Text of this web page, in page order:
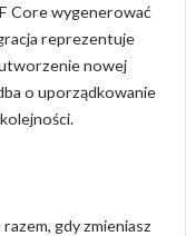
Core wygenerować
reprezentuje
nowej
o uporządkowanie
razem, gdy zmieniasz